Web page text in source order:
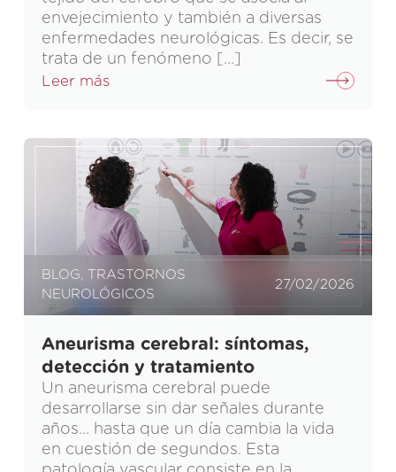
envejecimiento y también a diversas
enfermedades neurológicas. Es decir, se
trata de un fenómeno […]
Leer más
BLOG
TRASTORNOS
NEUROLÓGICOS
27/02/2026
Aneurisma cerebral: síntomas,
detección y tratamiento
Un aneurisma cerebral puede
desarrollarse sin dar señales durante
años… hasta que un día cambia la vida
en cuestión de segundos. Esta